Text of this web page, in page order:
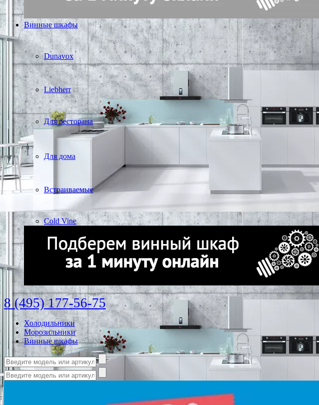
Винные шкафы
Dunavox
Liebherr
Для ресторана
Для дома
Встраиваемые
Cold Vine
8 (495) 177-56-75
Холодильники
Морозильники
Винные шкафы